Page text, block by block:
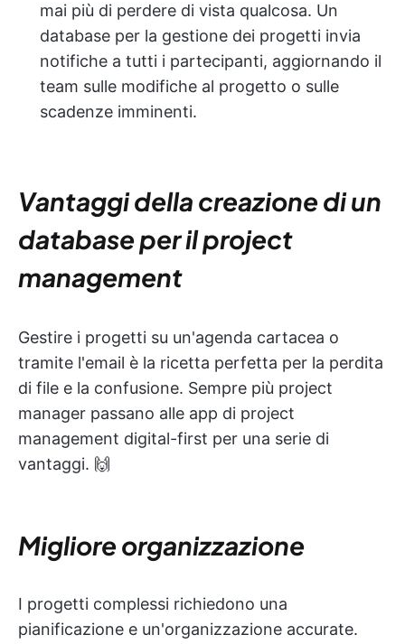
mai più di perdere di vista qualcosa. Un
database per la gestione dei progetti invia
notifiche a tutti i partecipanti, aggiornando il
team sulle modifiche al progetto o sulle
scadenze imminenti.
Vantaggi della creazione di un
database per il project
management
Gestire i progetti su un'agenda cartacea o
tramite l'email è la ricetta perfetta per la perdita
di file e la confusione. Sempre più project
manager passano alle app di project
management digital-first per una serie di
vantaggi. 🙌
Migliore organizzazione
I progetti complessi richiedono una
pianificazione e un'organizzazione accurate.